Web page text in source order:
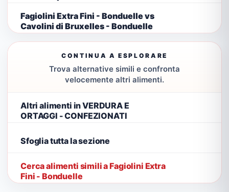
Fagiolini Extra Fini - Bonduelle vs
Cavolini di Bruxelles - Bonduelle
CONTINUA A ESPLORARE
Trova alternative simili e confronta
velocemente altri alimenti.
Altri alimenti in VERDURA E
ORTAGGI - CONFEZIONATI
Sfoglia tutta la sezione
Cerca alimenti simili a Fagiolini Extra
Fini - Bonduelle